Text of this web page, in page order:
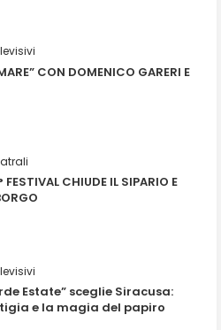
CON DOMENICO GARERI E
CHIUDE IL SIPARIO E
Estate” sceglie Siracusa:
e la magia del papiro